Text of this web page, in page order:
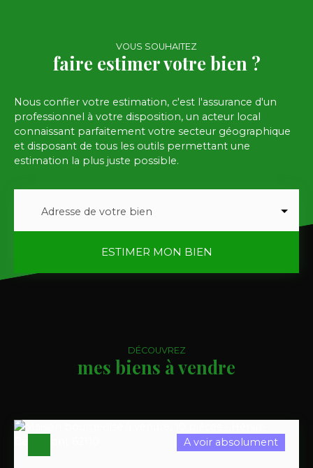
VOUS SOUHAITEZ
faire estimer votre bien ?
Nous confier votre estimation, c'est l'assurance d'un
professionnel à votre disposition, un acteur local
connaissant parfaitement votre secteur géographique
et disposant de tous les outils permettant une
estimation la plus juste possible.
Adresse de votre bien
ESTIMER MON BIEN
DÉCOUVREZ
mes biens à vendre
A voir absolument